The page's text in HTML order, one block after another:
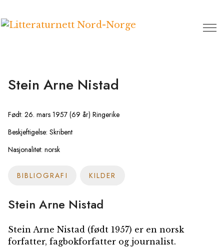
til
Stein Arne Nistad
Født: 26. mars 1957 (69 år) Ringerike
Beskjeftigelse: Skribent
Nasjonalitet: norsk
BIBLIOGRAFI KILDER
Stein Arne Nistad
Stein Arne Nistad (født 1957) er en norsk
forfatter, fagbokforfatter og journalist.